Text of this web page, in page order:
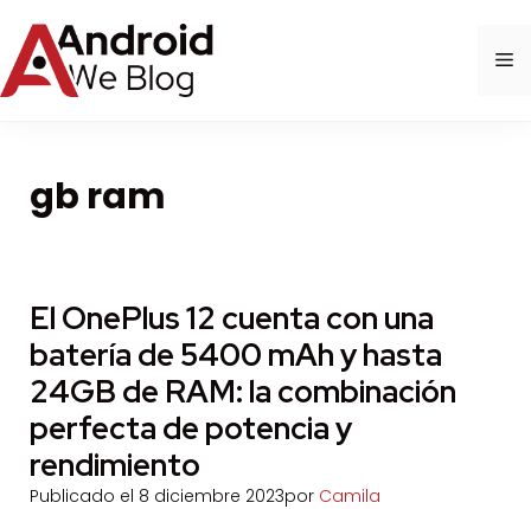
al
contenido
gb ram
El OnePlus 12 cuenta con una
batería de 5400 mAh y hasta
24GB de RAM: la combinación
perfecta de potencia y
rendimiento
Publicado el 8 diciembre 2023por Camila